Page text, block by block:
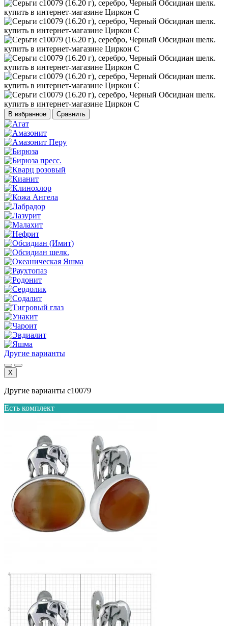
В избранное Сравнить
Другие варианты
X
Другие варианты с10079
Есть комплект